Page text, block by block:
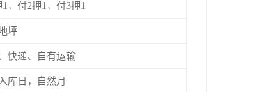
1，付2押1，付3押1
坪
快递、自有运输
库日，自然月